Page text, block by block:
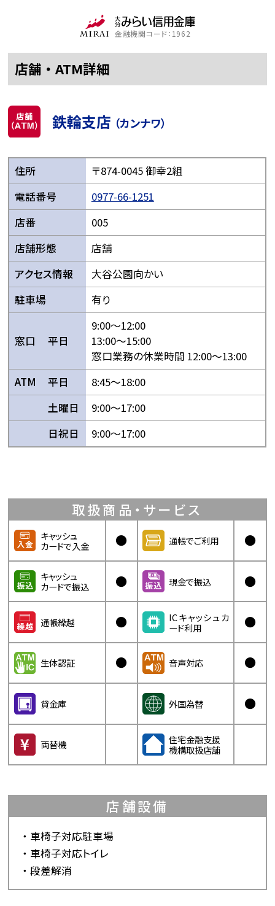
金融機関コード：1962
店舗・ATM詳細
鉄輪支店 （カンナワ）
住所
〒874-0045 御幸2組
電話番号
0977-66-1251
店番
005
店舗形態
店舗
アクセス情報
大谷公園向かい
駐車場
有り
窓口 平日
9:00〜12:00
13:00〜15:00
窓口業務の休業時間 12:00〜13:00
ATM
平日
8:45〜18:00
土曜日
9:00〜17:00
日祝日
9:00〜17:00
取扱商品・サービス
キャッシュ
カードで入金
● 通帳でご利用 ●
キャッシュ
カードで振込
● 現金で振込 ●
通帳繰越 ●
ICキャッシュカ
ード利用
●
生体認証 ● 音声対応 ●
貸金庫 外国為替 ●
両替機
住宅金融支援
機構取扱店舗
店舗設備
車椅子対応駐車場
車椅子対応トイレ
段差解消